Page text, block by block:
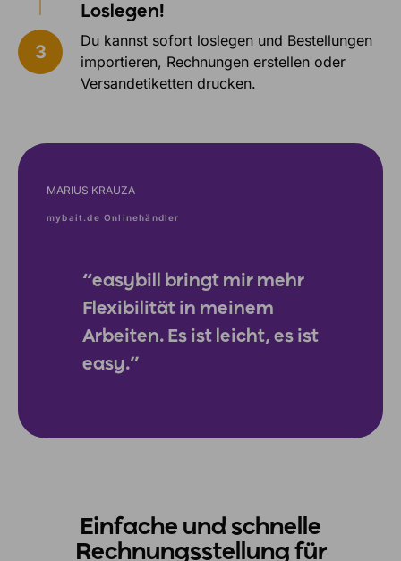
Loslegen!
Du kannst sofort loslegen und Bestellungen
importieren, Rechnungen erstellen oder
Versandetiketten drucken.
MARIUS KRAUZA
mybait.de Onlinehändler
“easybill bringt mir mehr
Flexibilität in meinem
Arbeiten. Es ist leicht, es ist
easy.”
Einfache und schnelle
Rechnungsstellung für